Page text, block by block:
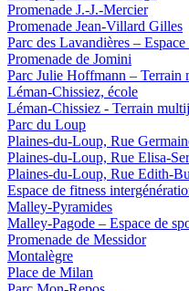
Promenade J.-J.-Mercier
Promenade Jean-Villard Gilles
Parc des Lavandières –
Promenade de Jomini
Parc Julie Hoffmann – Terrain
Léman-Chissiez, école
Léman-Chissiez - Terrain
Parc du Loup
Plaines-du-Loup, Rue
Plaines-du-Loup, Rue Elisa-
Plaines-du-Loup, Rue Edith-
Espace de fitness
Malley-Pyramides
Malley-Pagode – Espace de
Promenade de Messidor
Montalègre
Place de Milan